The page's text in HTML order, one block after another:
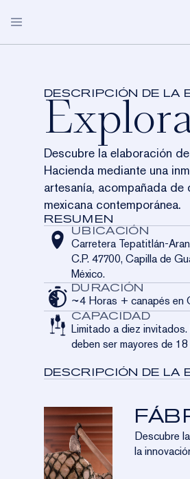
close
NUESTROS
VISÍTANOS
NUESTRA
SOBRE
LISTA DE
ICONOS
EDICIONES
LA
CASA DE
LOS CABOS
NUESTRA
NUESTRO
NUESTRO
Ir al contenido principal
Abrir
de
DESCRIPCIÓN DE LA
Descubre la elaboración
Hacienda mediante una
artesanía, acompañada
mexicana contemporánea.
RESUMEN
UBICACIÓN
Carretera Tepatitlán-
C.P. 47700, Capilla de
México.
DURACIÓN
~4 Horas + canapés en
CAPACIDAD
Limitado a diez
deben ser mayores de 18
DESCRIPCIÓN DE LA
Descubre
la